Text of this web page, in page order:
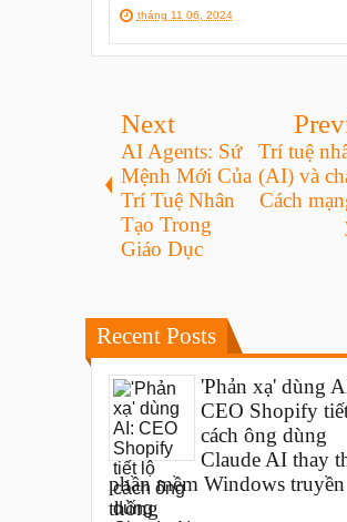
tháng 11 06, 2024
Next
AI Agents: Sứ
Mệnh Mới Của
Trí Tuệ Nhân
Tạo Trong
Giáo Dục
Trí tuệ
(AI) và
Cách
Recent Posts
'Phản xạ' dùng
CEO Shopify
cách ông dùng
Claude AI thay
phần mềm Windows truyền
thống